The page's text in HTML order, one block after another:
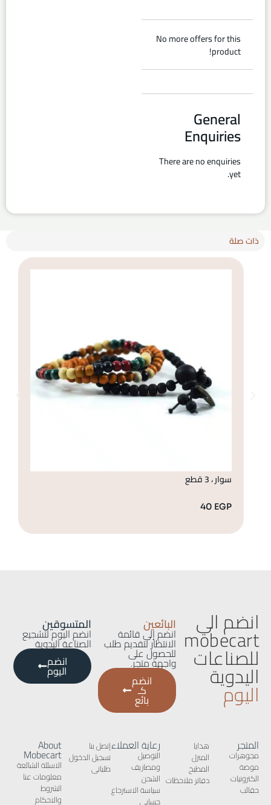
No more offers for this
product!
General
Enquiries
There are no enquiries
yet.
ذات صلة
سوار ، 3 قطع
40 EGP
انضم الي
mobecart
للصناعات
اليدوية
اليوم
البائعين
انضم إلى قائمة
الانتظار لتقديم طلب
للحصول على
واجهة متجر.
انضم
كـ
بائع
المتسوقين
انضم اليوم لتشجيع
الصناعة اليدوية
انضم
اليوم
المتجر
مجوهرات
موضة
الكترونيات
حقائب
هدايا
المنزل
المطبخ
دفاتر ملاحظات
رعاية العملاء
التوصيل
ومصاريف
الشحن
سياسة الاسترجاع
حسابى
إتصل بنا
تسجيل الدخول
طلباتى
About
Mobecart
الاسئلة الشائعة
معلومات عنا
الشروط
والاحكام